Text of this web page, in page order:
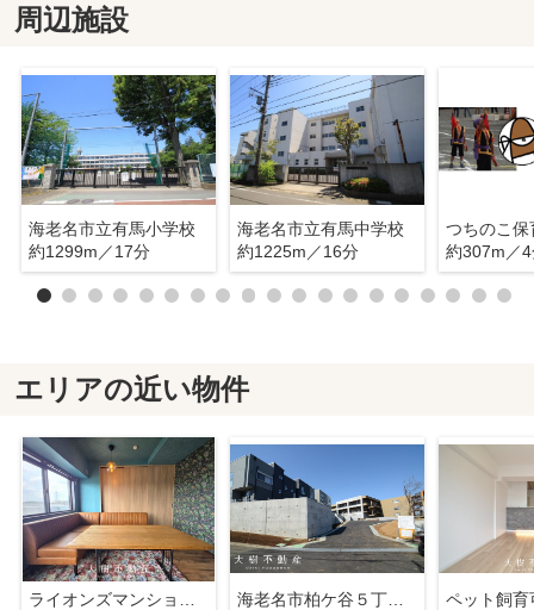
周辺施設
海老名市立有馬小学校
約1299m／17分
海老名市立有馬中学校
約1225m／16分
つちのこ保
約307m／
エリアの近い物件
海老名市柏ケ谷５丁目 売地 全7区画